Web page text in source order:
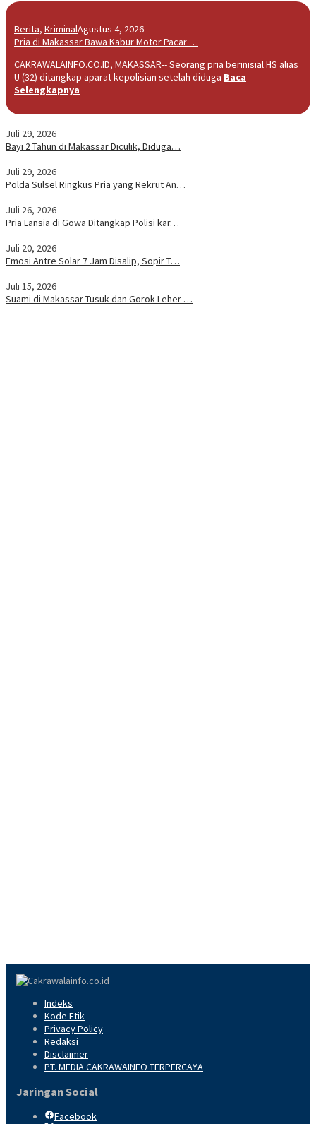
Berita, KriminalAgustus 4, 2026
Pria di Makassar Bawa Kabur Motor Pacar …
CAKRAWALAINFO.CO.ID, MAKASSAR-- Seorang pria berinisial HS alias
U (32) ditangkap aparat kepolisian setelah diduga Baca
Selengkapnya
Juli 29, 2026
Bayi 2 Tahun di Makassar Diculik, Diduga…
Juli 29, 2026
Polda Sulsel Ringkus Pria yang Rekrut An…
Juli 26, 2026
Pria Lansia di Gowa Ditangkap Polisi kar…
Juli 20, 2026
Emosi Antre Solar 7 Jam Disalip, Sopir T…
Juli 15, 2026
Suami di Makassar Tusuk dan Gorok Leher …
Indeks
Kode Etik
Privacy Policy
Redaksi
Disclaimer
PT. MEDIA CAKRAWAINFO TERPERCAYA
Jaringan Social
Facebook